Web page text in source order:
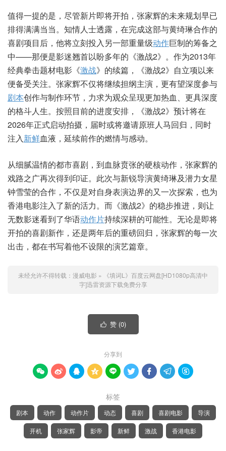
值得一提的是，尽管新片即将开拍，张家辉的未来规划早已
排得满满当当。知情人士透露，在完成这部与黄绮琳合作的
喜剧项目后，他将立刻投入另一部重量级动作巨制的筹备之
中——那便是影迷翘首以盼多年的《激战2》。作为2013年
经典拳击题材电影《激战》的续篇，《激战2》自立项以来
便备受关注。张家辉不仅将继续担纲主演，更有望深度参与
剧本创作与制作环节，力求为观众呈现更加热血、更具深度
的格斗人生。按照目前的进度安排，《激战2》预计将在
2026年正式启动拍摄，届时或将邀请原班人马回归，同时
注入新鲜血液，延续前作的燃情与感动。
从细腻温情的都市喜剧，到血脉贲张的硬核动作，张家辉的
戏路之广再次得到印证。此次与新锐导演黄绮琳及潜力女星
钟雪莹的合作，不仅是对自身表演边界的又一次探索，也为
香港电影注入了新的活力。而《激战2》的稳步推进，则让
无数影迷看到了华语动作片持续深耕的可能性。无论是即将
开拍的喜剧新作，还是两年后的重磅回归，张家辉的每一次
出击，都在书写着他不设限的演艺篇章。
未经允许不得转载： 漫威电影 »
《填词L》百度云网盘[HD1080p高清中
字]迅雷资源下载免费分享
 赞 (0)
分享到
        
标签
剧本 动作 动作片 动态 喜剧 喜剧电影 导演
开机 张家辉 影帝 新鲜 激战 香港电影